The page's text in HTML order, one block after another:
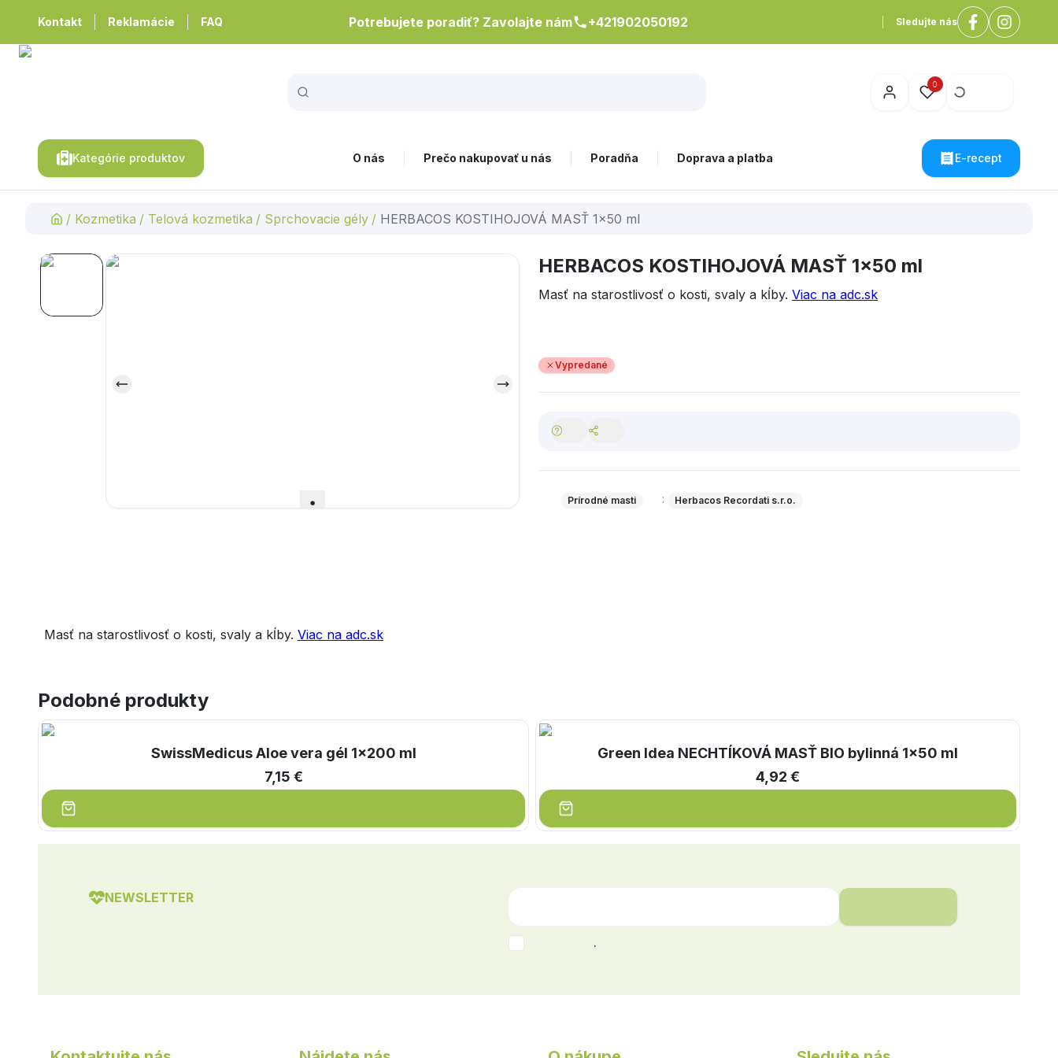
Kontakt Reklamácie FAQ Potrebujete poradiť? Zavolajte nám +421902050192 Sledujte nás
0
Kategórie produktov O nás Prečo nakupovať u nás Poradňa Doprava a platba E-recept
/ Kozmetika / Telová kozmetika / Sprchovacie gély / HERBACOS KOSTIHOJOVÁ MASŤ 1x50 ml
HERBACOS KOSTIHOJOVÁ MASŤ 1x50 ml
Masť na starostlivosť o kosti, svaly a kĺby. Viac na adc.sk
Vypredané
Prírodné masti : Herbacos Recordati s.r.o.
Masť na starostlivosť o kosti, svaly a kĺby. Viac na adc.sk
Podobné produkty
SwissMedicus Aloe vera gél 1x200 ml
7,15 €
Green Idea NECHTÍKOVÁ MASŤ BIO bylinná 1x50 ml
4,92 €
NEWSLETTER
.